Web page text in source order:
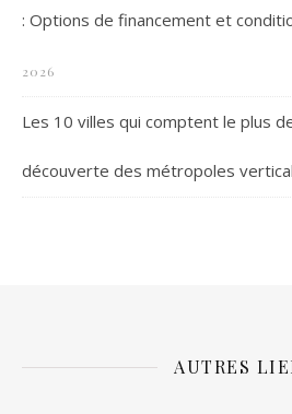
: Options de financement et
2026
Les 10 villes qui comptent le plus
découverte des métropoles
AUTRES